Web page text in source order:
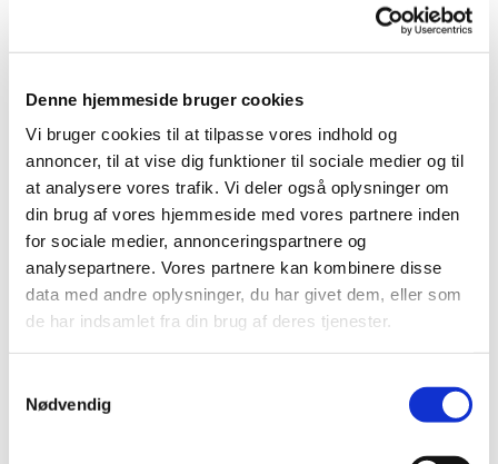
Denne hjemmeside bruger cookies
Vi bruger cookies til at tilpasse vores indhold og
annoncer, til at vise dig funktioner til sociale medier og til
at analysere vores trafik. Vi deler også oplysninger om
din brug af vores hjemmeside med vores partnere inden
for sociale medier, annonceringspartnere og
analysepartnere. Vores partnere kan kombinere disse
data med andre oplysninger, du har givet dem, eller som
de har indsamlet fra din brug af deres tjenester.
Nødvendig